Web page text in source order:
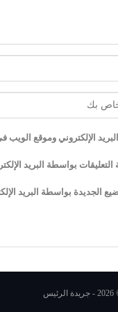
الإلكتروني وموقع الويب
التعليقات بواسطة البريد
الجديدة بواسطة البريد